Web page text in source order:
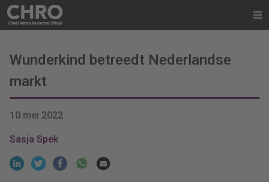
Wunderkind betreedt Nederlandse
markt
10 mei 2022
Sasja Spek